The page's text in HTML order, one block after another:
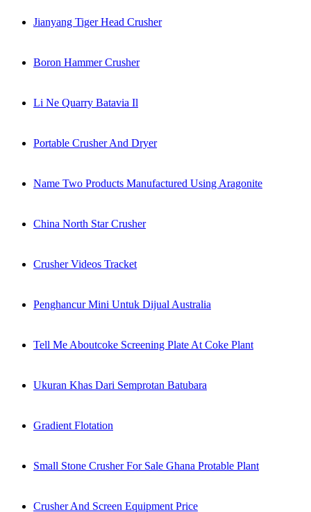
Jianyang Tiger Head Crusher
Boron Hammer Crusher
Li Ne Quarry Batavia Il
Portable Crusher And Dryer
Name Two Products Manufactured Using Aragonite
China North Star Crusher
Crusher Videos Tracket
Penghancur Mini Untuk Dijual Australia
Tell Me Aboutcoke Screening Plate At Coke Plant
Ukuran Khas Dari Semprotan Batubara
Gradient Flotation
Small Stone Crusher For Sale Ghana Protable Plant
Crusher And Screen Equipment Price